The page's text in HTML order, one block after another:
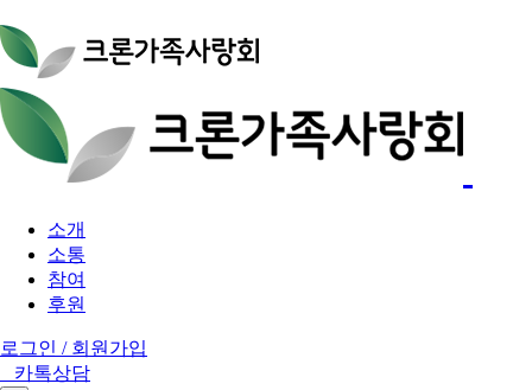
소개
소통
참여
후원
로그인 / 회원가입
카톡상담